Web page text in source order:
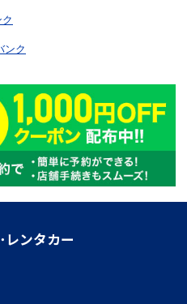
レンタカー